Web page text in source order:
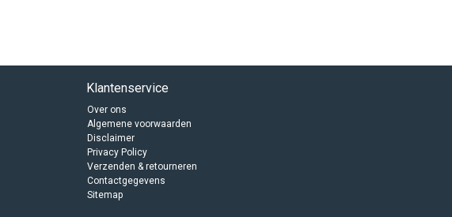
Klantenservice
Over ons
Algemene voorwaarden
Disclaimer
Privacy Policy
Verzenden & retourneren
Contactgegevens
Sitemap